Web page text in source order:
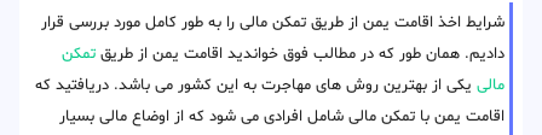
شرایط اخذ اقامت یمن از طریق تمکن مالی را به طور کامل مورد بررسی قرار
دادیم. همان طور که در مطالب فوق خواندید اقامت یمن از طریق تمکن
مالی یکی از بهترین روش های مهاجرت به این کشور می باشد. دریافتید که
اقامت یمن با تمکن مالی شامل افرادی می شود که از اوضاع مالی بسیار